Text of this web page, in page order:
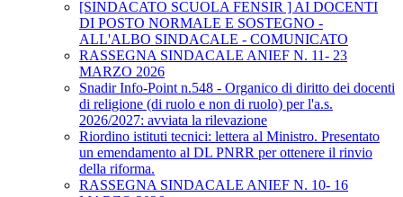
[SINDACATO SCUOLA FENSIR ] AI DOCENTI
DI POSTO NORMALE E SOSTEGNO -
ALL'ALBO SINDACALE - COMUNICATO
RASSEGNA SINDACALE ANIEF N. 11- 23
MARZO 2026
Snadir Info-Point n.548 - Organico di diritto dei docenti
di religione (di ruolo e non di ruolo) per l'a.s.
2026/2027: avviata la rilevazione
Riordino istituti tecnici: lettera al Ministro. Presentato
un emendamento al DL PNRR per ottenere il rinvio
della riforma.
RASSEGNA SINDACALE ANIEF N. 10- 16